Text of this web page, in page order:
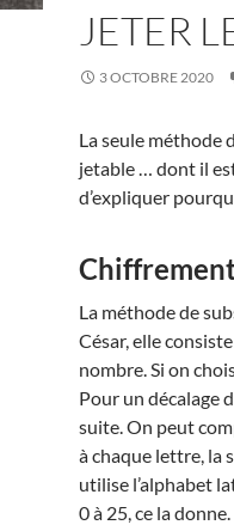
JETER
3 OCTOBRE 2020
La seule méthode
jetable … dont il
d’expliquer
La méthode de
César, elle
nombre. Si on
Pour un décalage
suite. On peut
à chaque lettre, la
utilise l’alphabet
0 à 25, ce la donne.